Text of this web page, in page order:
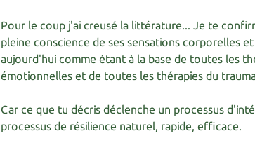
Pour le coup j'ai creusé la littérature... Je te
pleine conscience de ses sensations corporelles
aujourd'hui comme étant à la base de toutes les
émotionnelles et de toutes les thérapies du
Car ce que tu décris déclenche un processus
processus de résilience naturel, rapide, efficace.